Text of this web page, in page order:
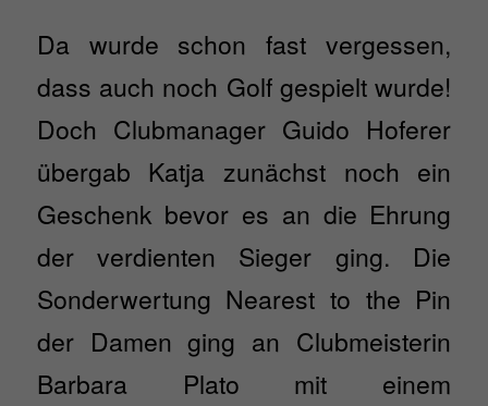
Da wurde schon fast vergessen,
dass auch noch Golf gespielt wurde!
Doch Clubmanager Guido Hoferer
übergab Katja zunächst noch ein
Geschenk bevor es an die Ehrung
der verdienten Sieger ging. Die
Sonderwertung Nearest to the Pin
der Damen ging an Clubmeisterin
Barbara Plato mit einem